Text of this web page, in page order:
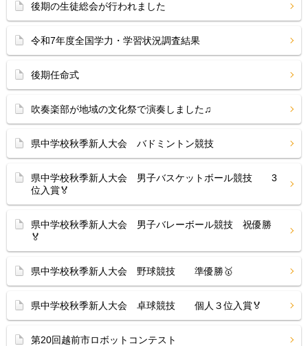
後期の生徒総会が行われました
令和7年度全国学力・学習状況調査結果
後期任命式
吹奏楽部が地域の文化祭で演奏しました♫
県中学校秋季新人大会 バドミントン競技
県中学校秋季新人大会 男子バスケットボール競技 3
位入賞🏅
県中学校秋季新人大会 男子バレーボール競技 祝優勝
🏅
県中学校秋季新人大会 野球競技 準優勝🥇
県中学校秋季新人大会 卓球競技 個人３位入賞🏅
第20回越前市ロボットコンテスト